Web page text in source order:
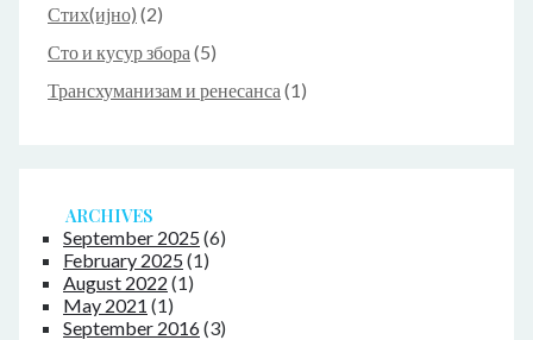
Стих(ијно) (2)
Сто и кусур збора (5)
Трансхуманизам и ренесанса (1)
ARCHIVES
September 2025(6)
February 2025(1)
August 2022 (1)
May 2021 (1)
September 2016(3)